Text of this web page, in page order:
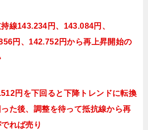
線143.234円、143.084円、
円、142.752円から再上昇開始の
円を下回ると下降トレンドに転換
た後、調整を待って抵抗線から再
れば売り